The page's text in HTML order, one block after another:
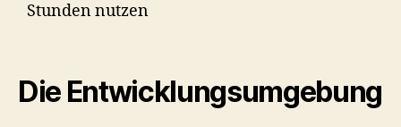
Stunden nutzen
Die Entwicklungsumgebung